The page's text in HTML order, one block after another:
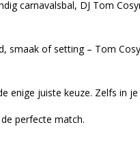
carnavalsbal, DJ Tom
of setting – Tom
juiste keuze. Zelfs in
perfecte match.